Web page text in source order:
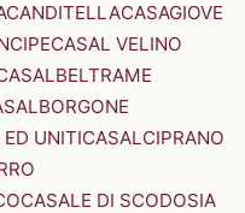
CASAGIOVE
CASAL VELINO
UNITICASALCIPRANO
CASALE DI SCODOSIA